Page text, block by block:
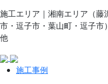
施工エリア｜湘南エリア（
市・逗子市・葉山町・逗子
他
施工事例